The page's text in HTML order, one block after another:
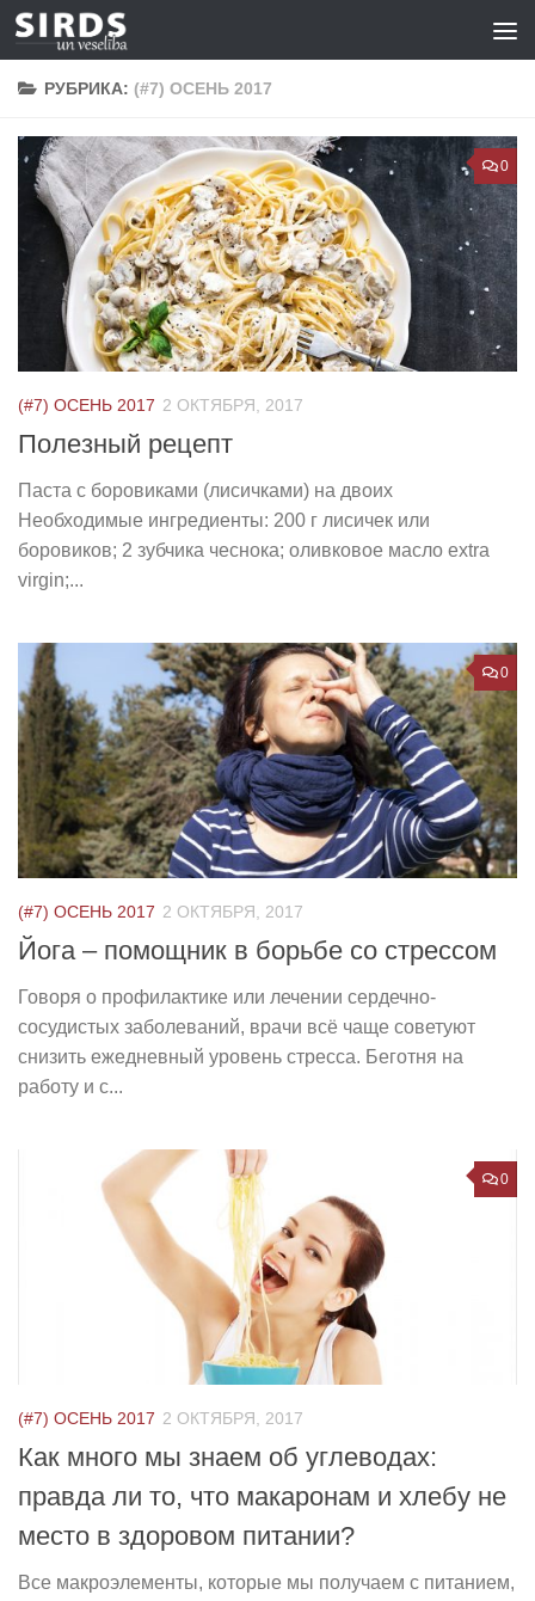
Перейти к содержимому
РУБРИКА: (#7) ОСЕНЬ 2017
0
(#7) ОСЕНЬ 2017 2 ОКТЯБРЯ, 2017
Полезный рецепт
Паста с боровиками (лисичками) на двоих
Необходимые ингредиенты: 200 г лисичек или
боровиков; 2 зубчика чеснока; оливковое масло extra
virgin;...
0
(#7) ОСЕНЬ 2017 2 ОКТЯБРЯ, 2017
Йога – помощник в борьбе со стрессом
Говоря о профилактике или лечении сердечно-
сосудистых заболеваний, врачи всё чаще советуют
снизить ежедневный уровень стресса. Беготня на
работу и с...
0
(#7) ОСЕНЬ 2017 2 ОКТЯБРЯ, 2017
Как много мы знаем об углеводах:
правда ли то, что макаронам и хлебу не
место в здоровом питании?
Все макроэлементы, которые мы получаем с питанием,